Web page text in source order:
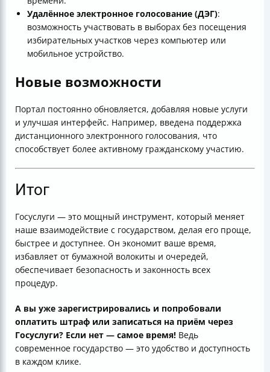
Удалённое электронное голосование (ДЭГ):
возможность участвовать в выборах без посещения
избирательных участков через компьютер или
мобильное устройство.
Новые возможности
Портал постоянно обновляется, добавляя новые услуги
и улучшая интерфейс. Например, введена поддержка
дистанционного электронного голосования, что
способствует более активному гражданскому участию.
Итог
Госуслуги — это мощный инструмент, который меняет
наше взаимодействие с государством, делая его проще,
быстрее и доступнее. Он экономит ваше время,
избавляет от бумажной волокиты и очередей,
обеспечивает безопасность и законность всех
процедур.
А вы уже зарегистрировались и попробовали
оплатить штраф или записаться на приём через
Госуслуги? Если нет — самое время! Ведь
современное государство — это удобство и доступность
в каждом клике.